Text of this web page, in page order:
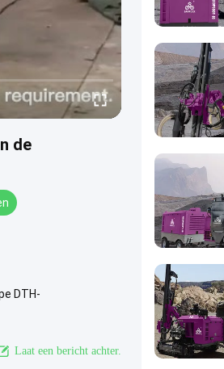
de
DTH-
Laat een bericht achter.